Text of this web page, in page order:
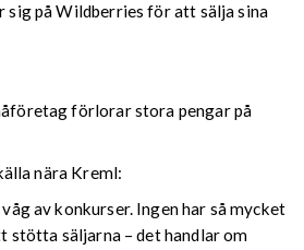
på Wildberries för att sälja sina
förlorar stora pengar på
nära Kreml:
av konkurser. Ingen har så mycket
stötta säljarna – det handlar om